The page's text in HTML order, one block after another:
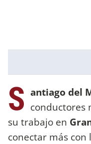
S antiago del
conductores
su trabajo en
conectar más con